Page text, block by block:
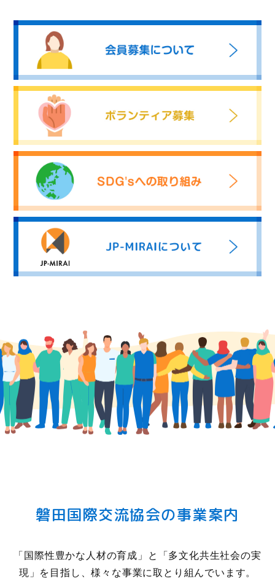
磐田国際交流協会の事業案内
「国際性豊かな人材の育成」と「多文化共生社会の実
現」 を目指し、様々な事業に取とり組んでいます。